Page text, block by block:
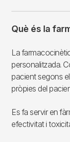
Què és la
La
personalitzada.
pacient segons
pròpies del
Es fa servir en
efectivitat i